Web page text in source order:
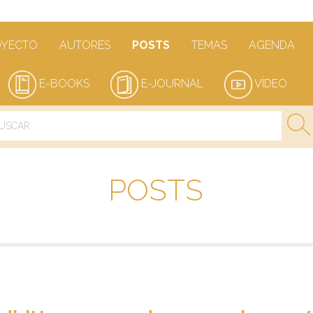
AUTORES POSTS TEMAS AGENDA
E-BOOKS E-JOURNAL VÍDEO
POSTS